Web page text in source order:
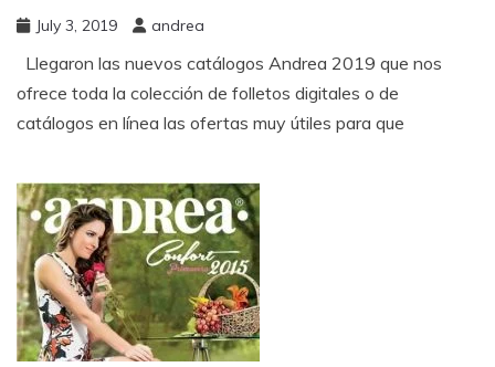
July 3, 2019 andrea
Llegaron las nuevos catálogos Andrea 2019 que nos
ofrece toda la colección de folletos digitales o de
catálogos en línea las ofertas muy útiles para que